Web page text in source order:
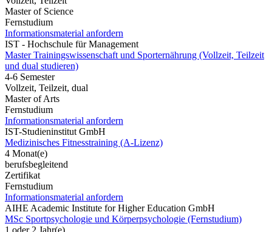
Master of Science
Fernstudium
Informationsmaterial anfordern
IST - Hochschule für Management
Master Trainingswissenschaft und Sporternährung (Vollzeit, Teilzeit
und dual studieren)
4-6 Semester
Vollzeit, Teilzeit, dual
Master of Arts
Fernstudium
Informationsmaterial anfordern
IST-Studieninstitut GmbH
Medizinisches Fitnesstraining (A-Lizenz)
4 Monat(e)
berufsbegleitend
Zertifikat
Fernstudium
Informationsmaterial anfordern
AIHE Academic Institute for Higher Education GmbH
MSc Sportpsychologie und Körperpsychologie (Fernstudium)
1 oder 2 Jahr(e)